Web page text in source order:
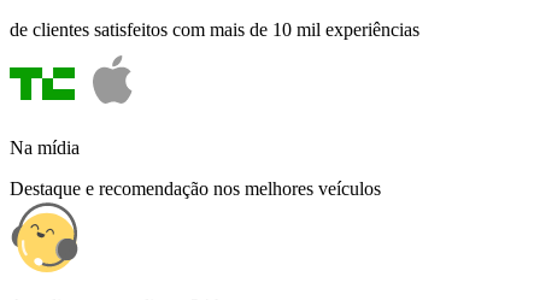
de clientes satisfeitos com mais de 10 mil experiências
Na mídia
Destaque e recomendação nos melhores veículos